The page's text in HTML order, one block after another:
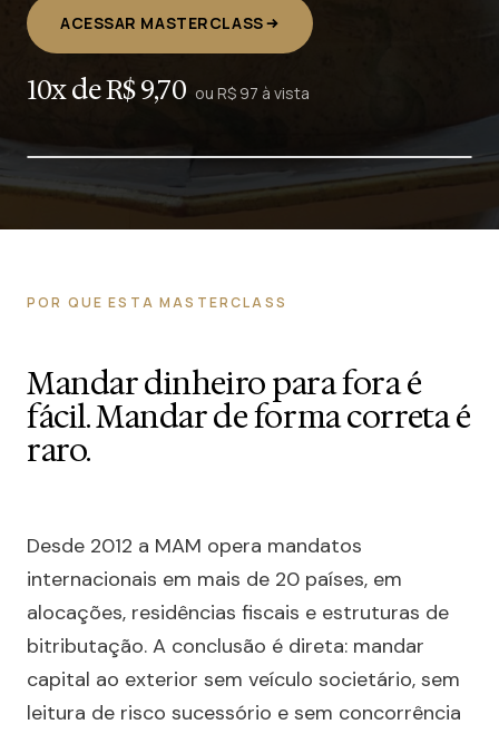
ACESSAR MASTERCLASS
10x de R$ 9,70 ou R$ 97 à vista
POR QUE ESTA MASTERCLASS
Mandar dinheiro para fora é
fácil. Mandar de forma correta é
raro.
Desde 2012 a MAM opera mandatos
internacionais em mais de 20 países, em
alocações, residências fiscais e estruturas de
bitributação. A conclusão é direta: mandar
capital ao exterior sem veículo societário, sem
leitura de risco sucessório e sem concorrência